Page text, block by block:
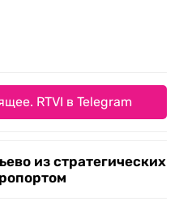
RTVI в Telegram
из стратегических